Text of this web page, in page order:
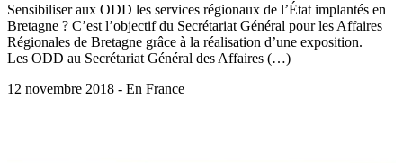
Sensibiliser aux ODD les services régionaux de l’État implantés en
Bretagne ? C’est l’objectif du Secrétariat Général pour les Affaires
Régionales de Bretagne grâce à la réalisation d’une exposition.
Les ODD au Secrétariat Général des Affaires (…)
12 novembre 2018 - En France